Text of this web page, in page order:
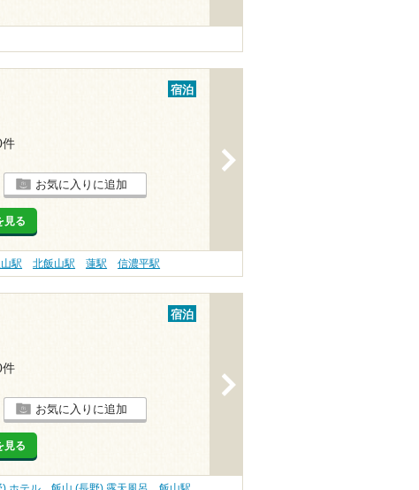
宿泊
お気に入りに追加
見る
駅 北飯山駅 蓮駅 信濃平駅
宿泊
お気に入りに追加
見る